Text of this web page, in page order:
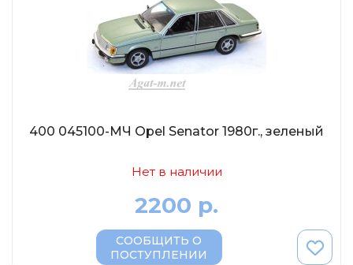
400 045100-МЧ Opel Senator 1980г., зеленый
Нет в наличии
2200 р.
СООБЩИТЬ О
ПОСТУПЛЕНИИ